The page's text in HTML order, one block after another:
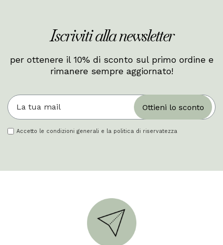
Iscriviti alla newsletter
per ottenere il 10% di sconto sul primo ordine e
rimanere sempre aggiornato!
Ottieni lo sconto
Accetto le condizioni generali e la politica di riservatezza